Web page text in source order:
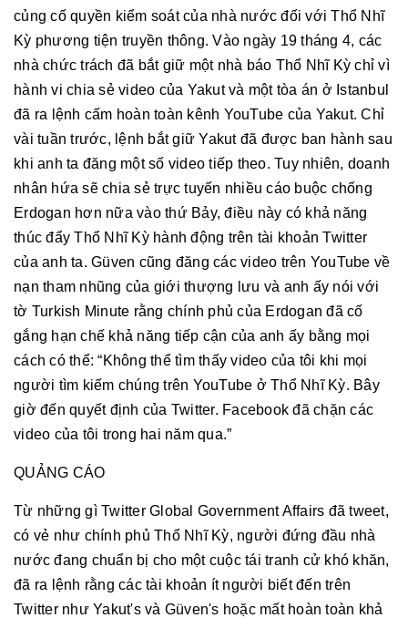
củng cố quyền kiểm soát của nhà nước đối với Thổ Nhĩ
Kỳ phương tiện truyền thông. Vào ngày 19 tháng 4, các
nhà chức trách đã bắt giữ một nhà báo Thổ Nhĩ Kỳ chỉ vì
hành vi chia sẻ video của Yakut và một tòa án ở Istanbul
đã ra lệnh cấm hoàn toàn kênh YouTube của Yakut. Chỉ
vài tuần trước, lệnh bắt giữ Yakut đã được ban hành sau
khi anh ta đăng một số video tiếp theo. Tuy nhiên, doanh
nhân hứa sẽ chia sẻ trực tuyến nhiều cáo buộc chống
Erdogan hơn nữa vào thứ Bảy, điều này có khả năng
thúc đẩy Thổ Nhĩ Kỳ hành động trên tài khoản Twitter
của anh ta. Güven cũng đăng các video trên YouTube về
nạn tham nhũng của giới thượng lưu và anh ấy nói với
tờ Turkish Minute rằng chính phủ của Erdogan đã cố
gắng hạn chế khả năng tiếp cận của anh ấy bằng mọi
cách có thể: “Không thể tìm thấy video của tôi khi mọi
người tìm kiếm chúng trên YouTube ở Thổ Nhĩ Kỳ. Bây
giờ đến quyết định của Twitter. Facebook đã chặn các
video của tôi trong hai năm qua.”
QUẢNG CÁO
Từ những gì Twitter Global Government Affairs đã tweet,
có vẻ như chính phủ Thổ Nhĩ Kỳ, người đứng đầu nhà
nước đang chuẩn bị cho một cuộc tái tranh cử khó khăn,
đã ra lệnh rằng các tài khoản ít người biết đến trên
Twitter như Yakut's và Güven's hoặc mất hoàn toàn khả